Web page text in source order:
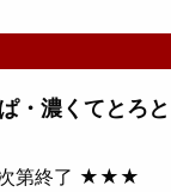
・濃くてとろと
次第終了 ★★★